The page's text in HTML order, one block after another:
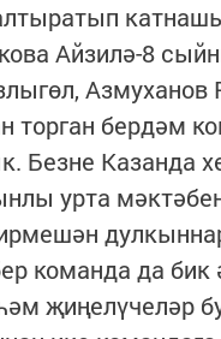
Айзилә-8
торган бердәм
Безне Казанда
урта
команда да бик
җиңелүчеләр